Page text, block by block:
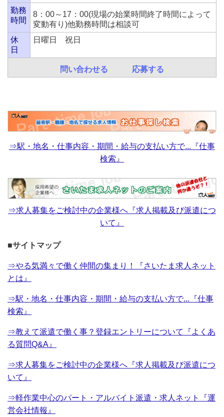
勤務
時間
8：00～17：00(現場の始業時間終了時間によって
変動有り)他勤務時間は相談可
休
日
日曜日 祝日
問い合わせる 応募する
⇒駅・地名・仕事内容・期間・給与の支払い方で...『仕事
検索』
⇒求人募集をご検討中の企業様へ『求人掲載及び派遣につ
いて』
■サイトマップ
⇒やる気満々で働く仲間の集まり！『さいたま求人ネット
とは』
⇒駅・地名・仕事内容・期間・給与の支払い方で...『仕事
検索』
⇒教えて派遣で働く事？登録エントリーについて『よくあ
る質問Q&A』
⇒求人募集をご検討中の企業様へ『求人掲載及び派遣につ
いて』
⇒軽作業中心のパート・アルバイト派遣・求人ネット『運
営会社情報』